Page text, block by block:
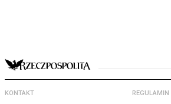
KONTAKT REGULAMIN